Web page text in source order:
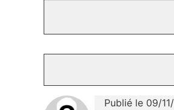
Publié le 09/